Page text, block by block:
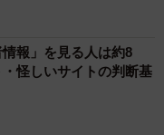
報」を見る人は約8
怪しいサイトの判断基